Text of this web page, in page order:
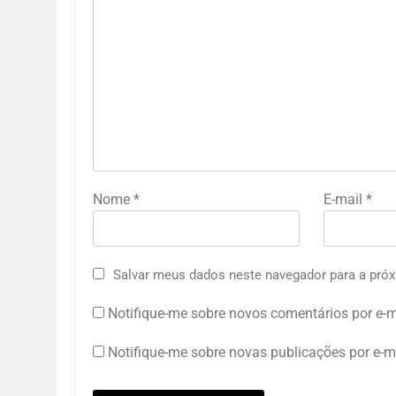
Nome * E-mail *
Salvar meus dados neste navegador para a
Notifique-me sobre novos comentários por e-
Notifique-me sobre novas publicações por e-